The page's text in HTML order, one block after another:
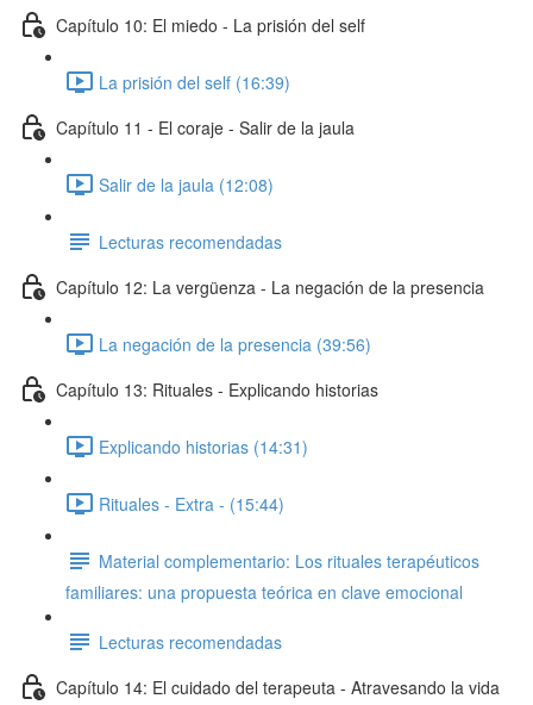
Capítulo 10: El miedo - La prisión del self
La prisión del self (16:39)
Capítulo 11 - El coraje - Salir de la jaula
Salir de la jaula (12:08)
Lecturas recomendadas
Capítulo 12: La vergüenza - La negación de la presencia
La negación de la presencia (39:56)
Capítulo 13: Rituales - Explicando historias
Explicando historias (14:31)
Rituales - Extra - (15:44)
Material complementario: Los rituales terapéuticos
familiares: una propuesta teórica en clave emocional
Lecturas recomendadas
Capítulo 14: El cuidado del terapeuta - Atravesando la vida